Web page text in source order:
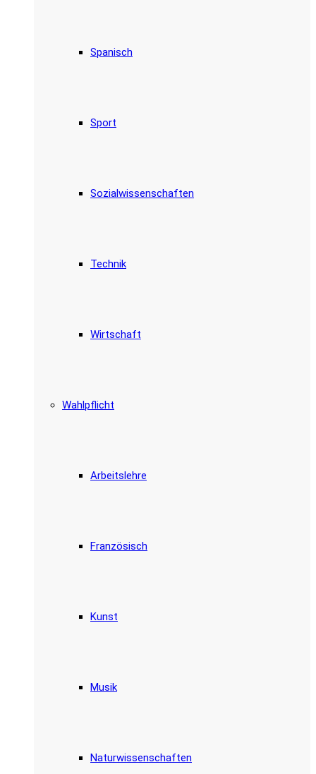
Spanisch
Sport
Sozialwissenschaften
Technik
Wirtschaft
Wahlpflicht
Arbeitslehre
Französisch
Kunst
Musik
Naturwissenschaften